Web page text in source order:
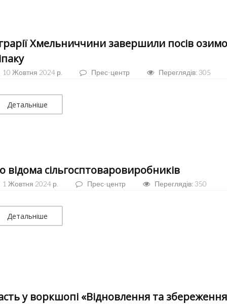
Хмельниччини завершили посів
10 Жовтня 2024 р. Прес-центр Переглядів: 305
Детальніше
відома сільгосптоваровиробників
1 Жовтня 2024 р. Прес-центр Переглядів: 350
Детальніше
у воркшопі «Відновлення та збереження